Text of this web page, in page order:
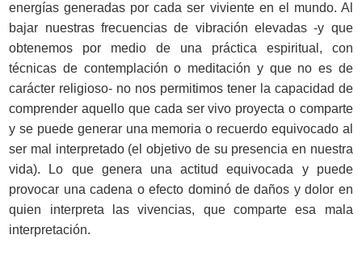
energías generadas por cada ser viviente en el mundo. Al
bajar nuestras frecuencias de vibración elevadas -y que
obtenemos por medio de una práctica espiritual, con
técnicas de contemplación o meditación y que no es de
carácter religioso- no nos permitimos tener la capacidad de
comprender aquello que cada ser vivo proyecta o comparte
y se puede generar una memoria o recuerdo equivocado al
ser mal interpretado (el objetivo de su presencia en nuestra
vida). Lo que genera una actitud equivocada y puede
provocar una cadena o efecto dominó de daños y dolor en
quien interpreta las vivencias, que comparte esa mala
interpretación.